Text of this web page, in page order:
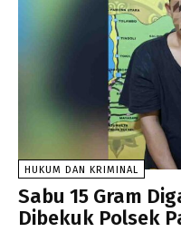
HUKUM DAN KRIMINAL
Sabu 15 Gram
Dibekuk Polsek